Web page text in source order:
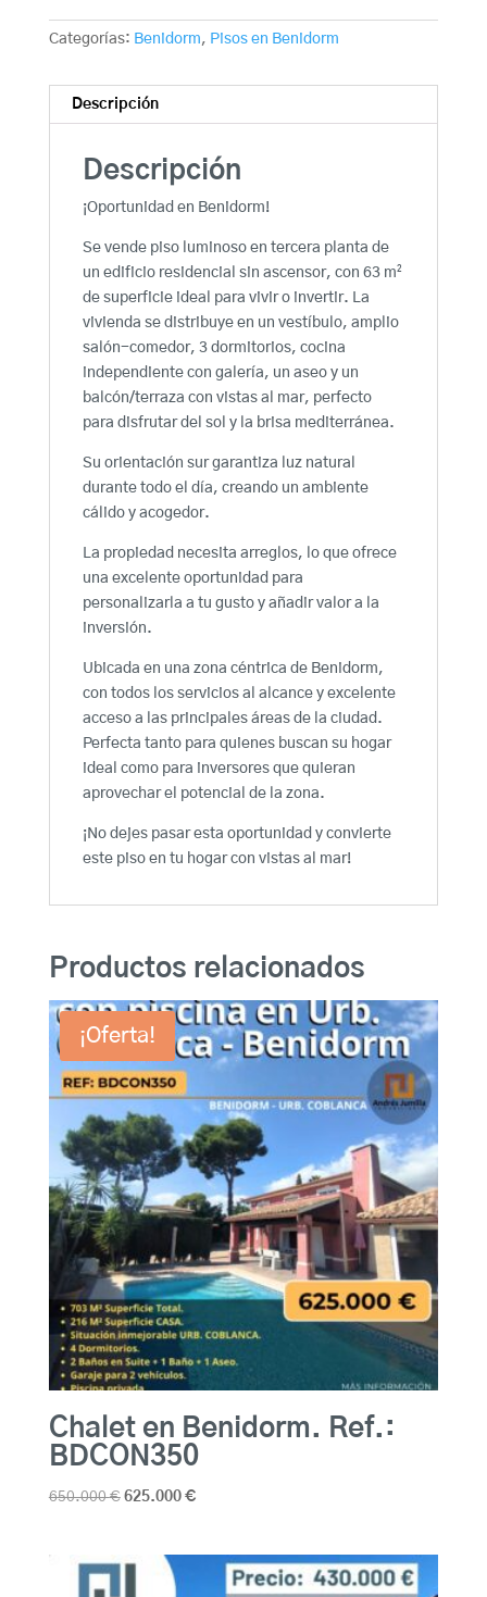
Categorías: Benidorm, Pisos en Benidorm
Descripción
Descripción
¡Oportunidad en Benidorm!
Se vende piso luminoso en tercera planta de
un edificio residencial sin ascensor, con 63 m²
de superficie ideal para vivir o invertir. La
vivienda se distribuye en un vestíbulo, amplio
salón-comedor, 3 dormitorios, cocina
independiente con galería, un aseo y un
balcón/terraza con vistas al mar, perfecto
para disfrutar del sol y la brisa mediterránea.
Su orientación sur garantiza luz natural
durante todo el día, creando un ambiente
cálido y acogedor.
La propiedad necesita arreglos, lo que ofrece
una excelente oportunidad para
personalizarla a tu gusto y añadir valor a la
inversión.
Ubicada en una zona céntrica de Benidorm,
con todos los servicios al alcance y excelente
acceso a las principales áreas de la ciudad.
Perfecta tanto para quienes buscan su hogar
ideal como para inversores que quieran
aprovechar el potencial de la zona.
¡No dejes pasar esta oportunidad y convierte
este piso en tu hogar con vistas al mar!
Productos relacionados
¡Oferta!
Chalet en Benidorm. Ref.:
BDCON350
650.000€ El
625.000 €El